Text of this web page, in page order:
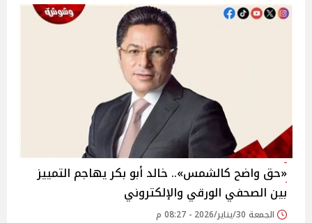
«حق واضح كالشمس».. خالد أبو بكر يهاجم التمييز
بين الصحفي الورقي والإلكتروني
الجمعة 30/يناير/2026 - 08:27 م